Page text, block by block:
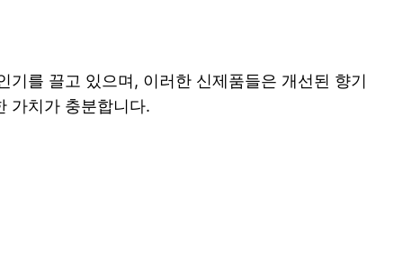
기를 끌고 있으며, 이러한 신제품들은 개선된 향기
가치가 충분합니다.